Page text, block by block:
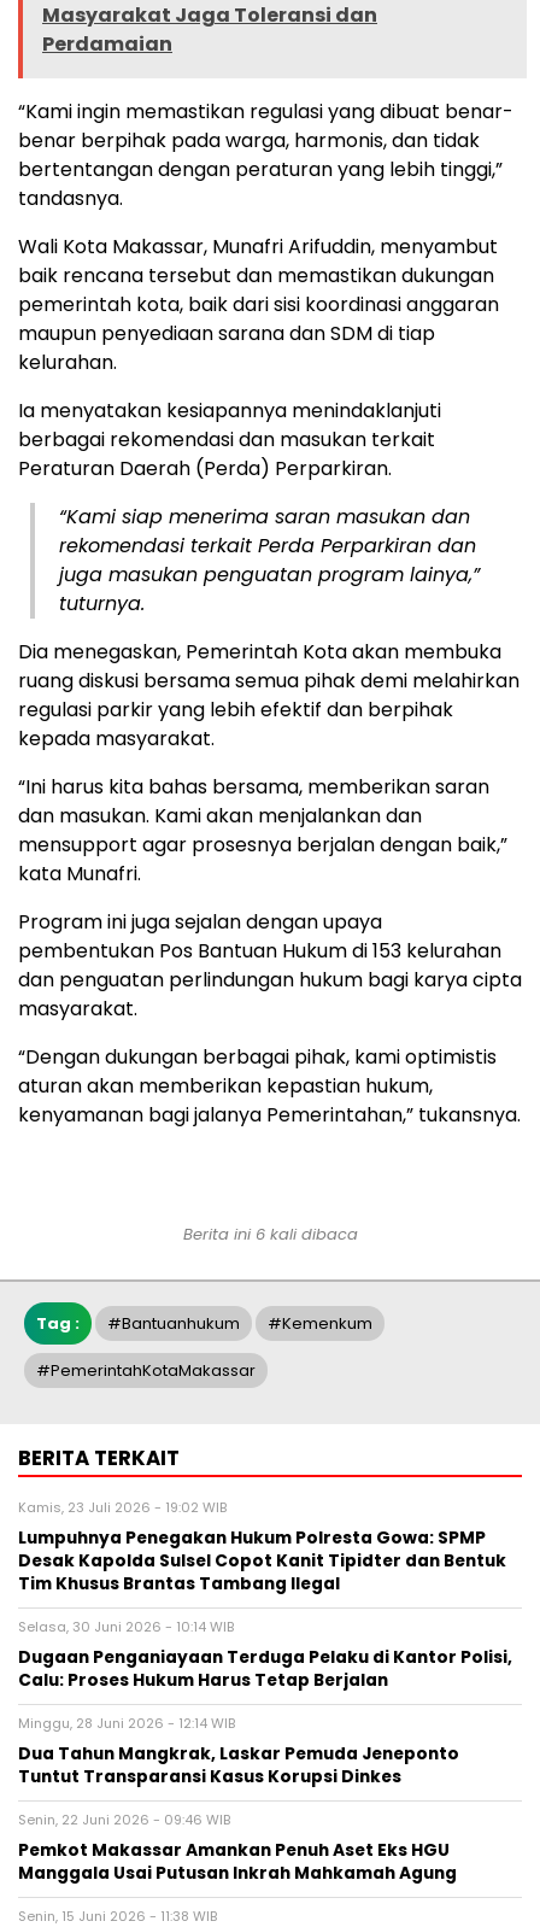
Masyarakat Jaga Toleransi dan
Perdamaian
“Kami ingin memastikan regulasi yang dibuat benar-
benar berpihak pada warga, harmonis, dan tidak
bertentangan dengan peraturan yang lebih tinggi,”
tandasnya.
Wali Kota Makassar, Munafri Arifuddin, menyambut
baik rencana tersebut dan memastikan dukungan
pemerintah kota, baik dari sisi koordinasi anggaran
maupun penyediaan sarana dan SDM di tiap
kelurahan.
Ia menyatakan kesiapannya menindaklanjuti
berbagai rekomendasi dan masukan terkait
Peraturan Daerah (Perda) Perparkiran.
“Kami siap menerima saran masukan dan
rekomendasi terkait Perda Perparkiran dan
juga masukan penguatan program lainya,”
tuturnya.
Dia menegaskan, Pemerintah Kota akan membuka
ruang diskusi bersama semua pihak demi melahirkan
regulasi parkir yang lebih efektif dan berpihak
kepada masyarakat.
“Ini harus kita bahas bersama, memberikan saran
dan masukan. Kami akan menjalankan dan
mensupport agar prosesnya berjalan dengan baik,”
kata Munafri.
Program ini juga sejalan dengan upaya
pembentukan Pos Bantuan Hukum di 153 kelurahan
dan penguatan perlindungan hukum bagi karya cipta
masyarakat.
“Dengan dukungan berbagai pihak, kami optimistis
aturan akan memberikan kepastian hukum,
kenyamanan bagi jalanya Pemerintahan,” tukansnya.
Berita ini 6 kali dibaca
Tag : #bantuanhukum #kemenkum
#PemerintahKotaMakassar
BERITA TERKAIT
Kamis, 23 Juli 2026 - 19:02 WIB
Lumpuhnya Penegakan Hukum Polresta Gowa: SPMP
Desak Kapolda Sulsel Copot Kanit Tipidter dan Bentuk
Tim Khusus Brantas Tambang Ilegal
Selasa, 30 Juni 2026 - 10:14 WIB
Dugaan Penganiayaan Terduga Pelaku di Kantor Polisi,
Calu: Proses Hukum Harus Tetap Berjalan
Minggu, 28 Juni 2026 - 12:14 WIB
Dua Tahun Mangkrak, Laskar Pemuda Jeneponto
Tuntut Transparansi Kasus Korupsi Dinkes
Senin, 22 Juni 2026 - 09:46 WIB
Pemkot Makassar Amankan Penuh Aset Eks HGU
Manggala Usai Putusan Inkrah Mahkamah Agung
Senin, 15 Juni 2026 - 11:38 WIB